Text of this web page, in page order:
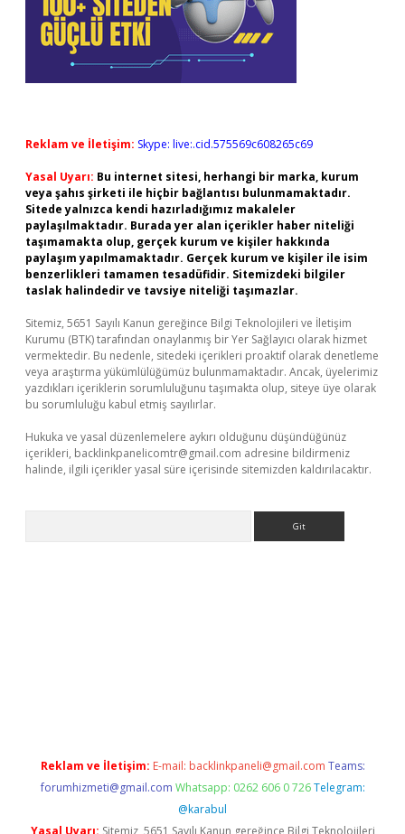
Reklam ve İletişim: Skype: live:.cid.575569c608265c69
Yasal Uyarı: Bu internet sitesi, herhangi bir marka, kurum
veya şahıs şirketi ile hiçbir bağlantısı bulunmamaktadır.
Sitede yalnızca kendi hazırladığımız makaleler
paylaşılmaktadır. Burada yer alan içerikler haber niteliği
taşımamakta olup, gerçek kurum ve kişiler hakkında
paylaşım yapılmamaktadır. Gerçek kurum ve kişiler ile isim
benzerlikleri tamamen tesadüfidir. Sitemizdeki bilgiler
taslak halindedir ve tavsiye niteliği taşımazlar.
Sitemiz, 5651 Sayılı Kanun gereğince Bilgi Teknolojileri ve İletişim
Kurumu (BTK) tarafından onaylanmış bir Yer Sağlayıcı olarak hizmet
vermektedir. Bu nedenle, sitedeki içerikleri proaktif olarak denetleme
veya araştırma yükümlülüğümüz bulunmamaktadır. Ancak, üyelerimiz
yazdıkları içeriklerin sorumluluğunu taşımakta olup, siteye üye olarak
bu sorumluluğu kabul etmiş sayılırlar.
Hukuka ve yasal düzenlemelere aykırı olduğunu düşündüğünüz
içerikleri, backlinkpanelicomtr@gmail.com adresine bildirmeniz
halinde, ilgili içerikler yasal süre içerisinde sitemizden kaldırılacaktır.
Reklam ve İletişim: E-mail: backlinkpaneli@gmail.com Teams:
forumhizmeti@gmail.com Whatsapp: 0262 606 0 726 Telegram:
@karabul
Yasal Uyarı: Sitemiz, 5651 Sayılı Kanun gereğince Bilgi Teknolojileri